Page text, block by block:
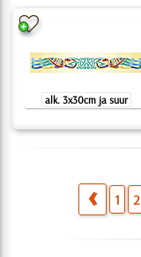
alk. 3x30cm ja suur
1 2